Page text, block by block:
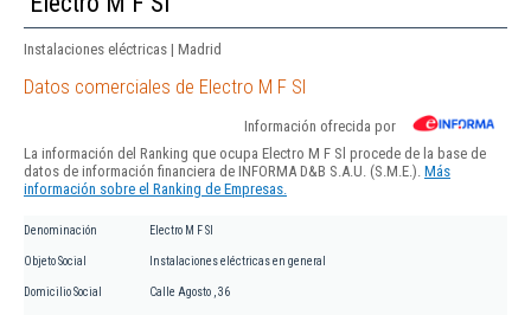
Instalaciones eléctricas | Madrid
Datos comerciales de Electro M F Sl
Información ofrecida por
La información del Ranking que ocupa Electro M F Sl procede de la base de
datos de información financiera de INFORMA D&B S.A.U. (S.M.E.). Más
información sobre el Ranking de Empresas.
Denominación Electro M F Sl
Objeto Social Instalaciones eléctricas en general
Domicilio Social Calle Agosto , 36